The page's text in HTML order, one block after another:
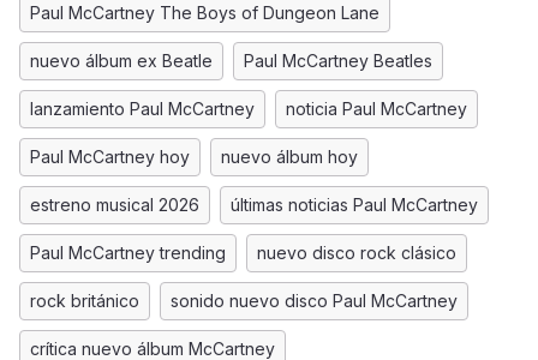
Paul McCartney The Boys of Dungeon Lane
nuevo álbum ex Beatle Paul McCartney Beatles
lanzamiento Paul McCartney noticia Paul McCartney
Paul McCartney hoy nuevo álbum hoy
estreno musical 2026 últimas noticias Paul McCartney
Paul McCartney trending nuevo disco rock clásico
rock británico sonido nuevo disco Paul McCartney
crítica nuevo álbum McCartney